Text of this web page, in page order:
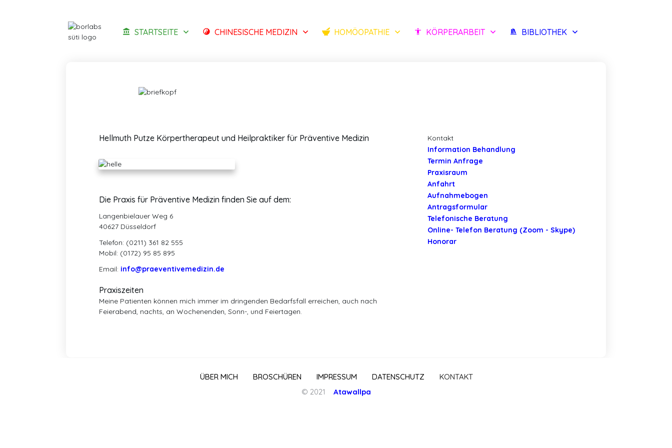
STARTSEITE CHINESISCHE MEDIZIN HOMÖOPATHIE KÖRPERARBEIT BIBLIOTHEK
Hellmuth Putze Körpertherapeut und Heilpraktiker für Präventive Medizin
Die Praxis für Präventive Medizin finden Sie auf dem:
Langenbielauer Weg 6
40627 Düsseldorf
Telefon: (0211) 361 82 555
Mobil: (0172) 95 85 895
Email: info@praeventivemedizin.de
Praxiszeiten
Meine Patienten können mich immer im dringenden Bedarfsfall erreichen, auch nach
Feierabend, nachts, an Wochenenden, Sonn-, und Feiertagen.
Kontakt
Information Behandlung
Termin Anfrage
Praxisraum
Anfahrt
Aufnahmebogen
Antragsformular
Telefonische Beratung
Online- Telefon Beratung (Zoom - Skype)
Honorar
ÜBER MICH BROSCHÜREN IMPRESSUM DATENSCHUTZ
KONTAKT
© 2021 Atawallpa